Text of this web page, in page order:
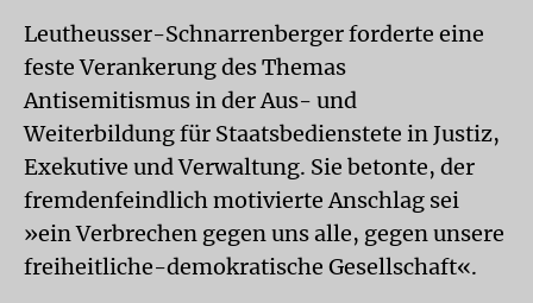
Leutheusser-Schnarrenberger forderte eine
feste Verankerung des Themas
Antisemitismus in der Aus- und
Weiterbildung für Staatsbedienstete in Justiz,
Exekutive und Verwaltung. Sie betonte, der
fremdenfeindlich motivierte Anschlag sei
»ein Verbrechen gegen uns alle, gegen unsere
freiheitliche-demokratische Gesellschaft«.